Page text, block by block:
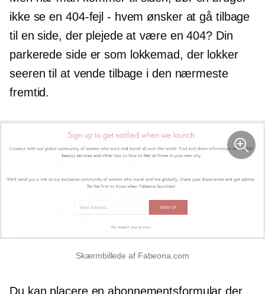
ikke se en 404-fejl - hvem ønsker at gå tilbage
til en side, der plejede at være en 404? Din
parkerede side er som lokkemad, der lokker
seeren til at vende tilbage i den nærmeste
fremtid.
Skærmbillede af Fabeona.com
Du kan placere en abonnementsformular der